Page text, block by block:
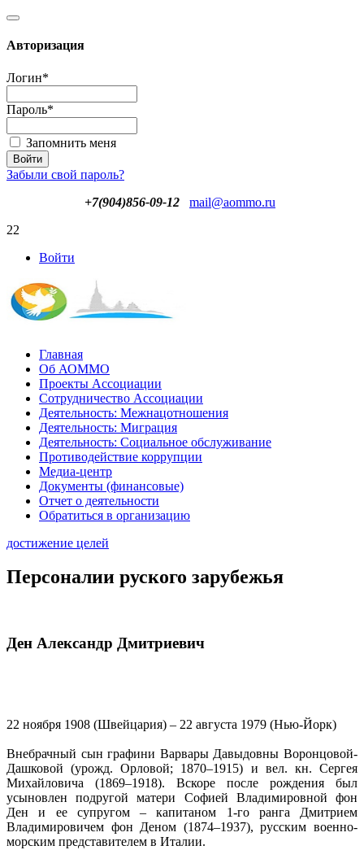
Авторизация
Логин*
Пароль*
Запомнить меня
Забыли свой пароль?
+7(904)856-09-12
mail@aommo.ru
22
Войти
Главная
Об АОММО
Проекты Ассоциации
Сотрудничество Ассоциации
Деятельность: Межнацотношения
Деятельность: Миграция
Деятельность: Социальное обслуживание
Противодействие коррупции
Медиа-центр
Документы (финансовые)
Отчет о деятельности
Обратиться в организацию
достижение целей
Персоналии руского зарубежья
Ден Александр Дмитриевич
22 ноября 1908 (Швейцария) – 22 августа 1979 (Нью-Йорк)
Внебрачный сын графини Варвары Давыдовны Воронцовой-
Дашковой (урожд. Орловой; 1870–1915) и вел. кн. Сергея
Михайловича (1869–1918). Вскоре после рождения был
усыновлен подругой матери Софией Владимировной фон
Ден и ее супругом – капитаном 1-го ранга Дмитрием
Владимировичем фон Деном (1874–1937), русским военно-
морским представителем в Италии.